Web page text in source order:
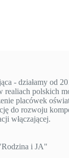
- działamy od
realiach polskich
placówek
do rozwoju
włączającej.
i JA"